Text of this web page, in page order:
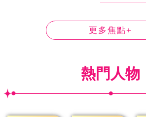
更多焦點+
熱門人物